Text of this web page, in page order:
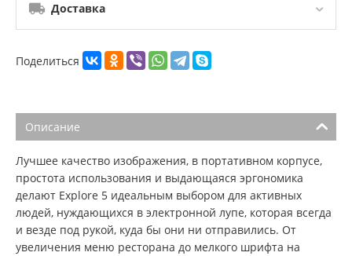
Доставка
Поделиться
Описание
Лучшее качество изображения, в портативном корпусе,
простота использования и выдающаяся эргономика
делают Explore 5 идеальным выбором для активных
людей, нуждающихся в электронной лупе, которая всегда
и везде под рукой, куда бы они ни отправились. От
увеличения меню ресторана до мелкого шрифта на